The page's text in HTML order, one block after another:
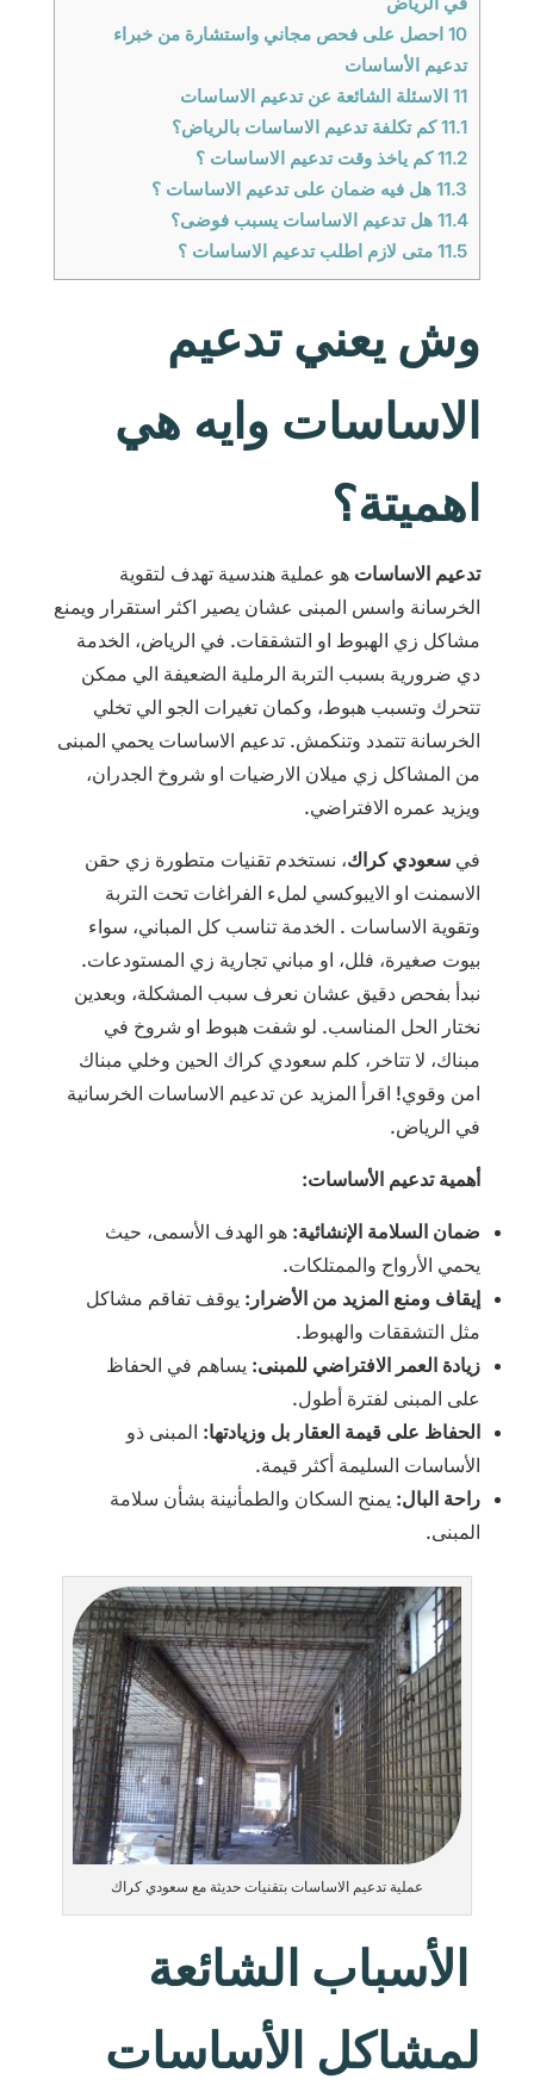
10احصل على فحص مجاني واستشارة من خبراء
تدعيم الأساسات
11الاسئلة الشائعة عن تدعيم الاساسات
11.1كم تكلفة تدعيم الاساسات بالرياض؟
11.2كم ياخذ وقت تدعيم الاساسات ؟
11.3هل فيه ضمان على تدعيم الاساسات ؟
11.4هل تدعيم الاساسات يسبب فوضى؟
11.5متى لازم اطلب تدعيم الاساسات ؟
وش يعني تدعيم
الاساسات وايه هي
اهميتة؟
تدعيم الاساسات هو عملية هندسية تهدف لتقوية
الخرسانة واسس المبنى عشان يصير اكثر استقرار ويمنع
مشاكل زي الهبوط او التشققات. في الرياض، الخدمة
دي ضرورية بسبب التربة الرملية الضعيفة الي ممكن
تتحرك وتسبب هبوط، وكمان تغيرات الجو الي تخلي
الخرسانة تتمدد وتنكمش. تدعيم الاساسات يحمي المبنى
من المشاكل زي ميلان الارضيات او شروخ الجدران،
ويزيد عمره الافتراضي.
في سعودي كراك، نستخدم تقنيات متطورة زي حقن
الاسمنت او الايبوكسي لملء الفراغات تحت التربة
وتقوية الاساسات . الخدمة تناسب كل المباني، سواء
بيوت صغيرة، فلل، او مباني تجارية زي المستودعات.
نبدأ بفحص دقيق عشان نعرف سبب المشكلة، وبعدين
نختار الحل المناسب. لو شفت هبوط او شروخ في
مبناك، لا تتاخر، كلم سعودي كراك الحين وخلي مبناك
امن وقوي! اقرأ المزيد عن تدعيم الاساسات الخرسانية
في الرياض.
أهمية تدعيم الأساسات:
ضمان السلامة الإنشائية: هو الهدف الأسمى، حيث
يحمي الأرواح والممتلكات.
إيقاف ومنع المزيد من الأضرار: يوقف تفاقم مشاكل
مثل التشققات والهبوط.
زيادة العمر الافتراضي للمبنى: يساهم في الحفاظ
على المبنى لفترة أطول.
الحفاظ على قيمة العقار بل وزيادتها: المبنى ذو
الأساسات السليمة أكثر قيمة.
راحة البال: يمنح السكان والطمأنينة بشأن سلامة
المبنى.
عملية تدعيم الاساسات بتقنيات حديثة مع سعودي كراك
الأسباب الشائعة
لمشاكل الأساسات